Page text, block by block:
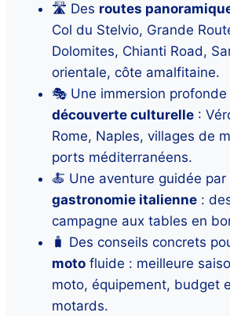
🛣️ Des routes
Col du Stelvio, Grande
Dolomites, Chianti Road,
orientale, côte amalfitaine.
🎭 Une immersion
découverte culturelle :
Rome, Naples, villages de
ports méditerranéens.
🍝 Une aventure guidée par
gastronomie italienne :
campagne aux tables en
🧳 Des conseils concrets
moto fluide : meilleure
moto, équipement, budget
motards.